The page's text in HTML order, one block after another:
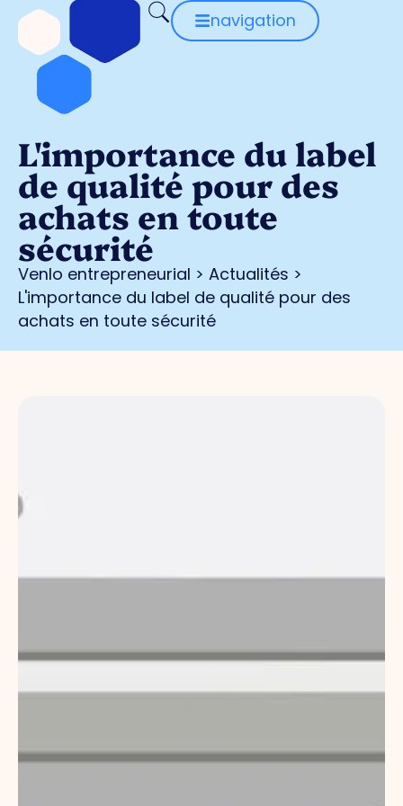
navigation
L'importance du label
de qualité pour des
achats en toute
sécurité
Venlo entrepreneurial > Actualités >
L'importance du label de qualité pour des
achats en toute sécurité